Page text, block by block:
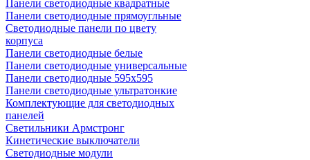
Панели светодиодные квадратные
Панели светодиодные прямоугльные
Светодиодные панели по цвету
корпуса
Панели светодиодные белые
Панели светодиодные универсальные
Панели светодиодные 595х595
Панели светодиодные ультратонкие
Комплектующие для светодиодных
панелей
Светильники Армстронг
Кинетические выключатели
Светодиодные модули